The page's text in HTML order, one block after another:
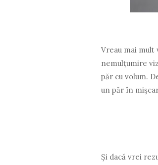
Vreau mai mult
nemulțumire
păr cu volum.
un păr în
Și dacă vrei